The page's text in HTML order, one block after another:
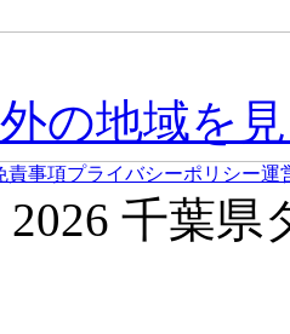
の地域を
責事項プライバシーポリシー運
千葉